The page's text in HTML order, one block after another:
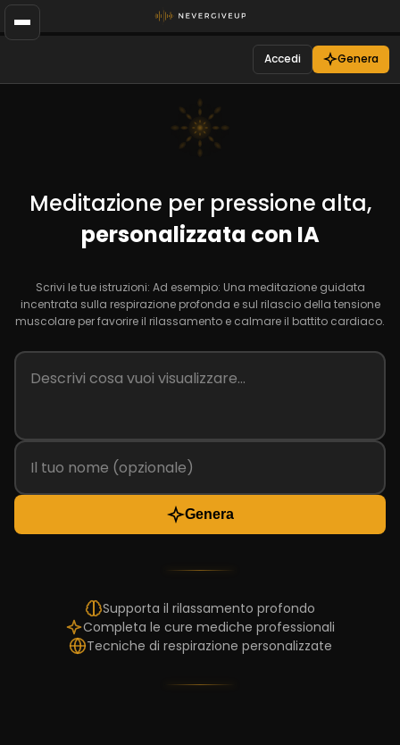
Accedi Genera
Meditazione per pressione alta,
personalizzata con IA
Scrivi le tue istruzioni: Ad esempio: Una meditazione guidata
incentrata sulla respirazione profonda e sul rilascio della tensione
muscolare per favorire il rilassamento e calmare il battito cardiaco.
Genera
Supporta il rilassamento profondo
Completa le cure mediche professionali
Tecniche di respirazione personalizzate